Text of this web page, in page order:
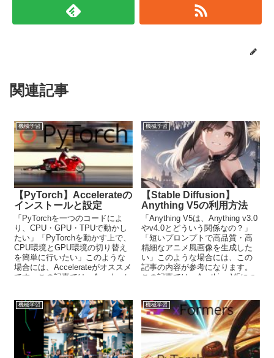
関連記事
機械学習
【PyTorch】Accelerateの
インストールと設定
「PyTorchを一つのコードによ
り、CPU・GPU・TPUで動かし
たい」「PyTorchを動かす上で、
CPU環境とGPU環境の切り替え
を簡単に行いたい」このような
場合には、Accelerateがオススメ
です。この記事では、Accelerate
機械学習
【Stable Diffusion】
Anything V5の利用方法
「Anything V5は、Anything v3.0
やv4.0とどういう関係なの？」
「短いプロンプトで高品質・高
精細なアニメ風画像を生成した
い」このような場合には、この
記事の内容が参考になります。
この記事では、Anything V5につ
機械学習 機械学習